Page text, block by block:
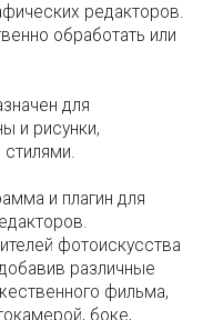
редакторов.
обработать или
для
и рисунки,
и плагин для
фотоискусства
различные
фильма,
боке,